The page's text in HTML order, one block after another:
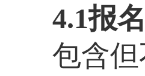
4.1报
包含